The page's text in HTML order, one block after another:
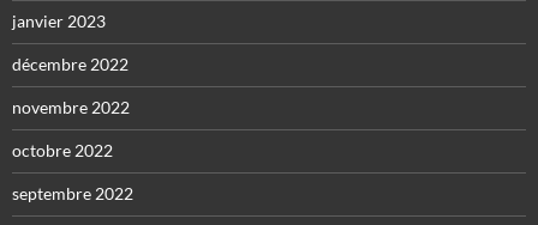
janvier 2023
décembre 2022
novembre 2022
octobre 2022
septembre 2022